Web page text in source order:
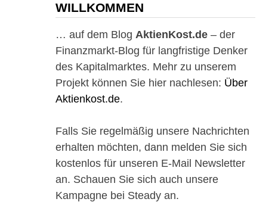
WILLKOMMEN
… auf dem Blog AktienKost.de– der
Finanzmarkt-Blog für langfristige Denker
des Kapitalmarktes. Mehr zu unserem
Projekt können Sie hier nachlesen: Über
Aktienkost.de.
Falls Sie regelmäßig unsere Nachrichten
erhalten möchten, dann melden Sie sich
kostenlos für unseren E-Mail Newsletter
an. Schauen Sie sich auch unsere
Kampagne bei Steady an.